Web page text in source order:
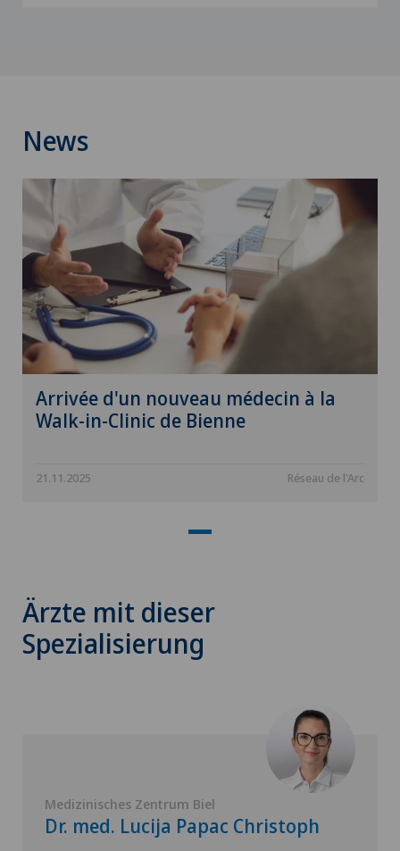
News
Arrivée d'un nouveau médecin à la
Walk-in-Clinic de Bienne
21.11.2025 Réseau de l'Arc
Ärzte mit dieser
Spezialisierung
Medizinisches Zentrum Biel
Dr. med. Lucija Papac Christoph